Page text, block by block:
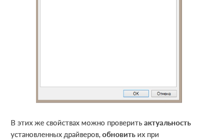
В этих же свойствах можно проверитьактуальность
установленных драйверов,обновить их при